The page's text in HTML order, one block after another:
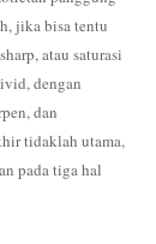
jika bisa tentu
atau saturasi
dengan
dan
tidaklah utama,
pada tiga hal